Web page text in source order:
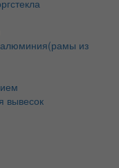
из
вывесок